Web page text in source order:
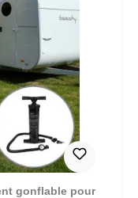
gonflable pour